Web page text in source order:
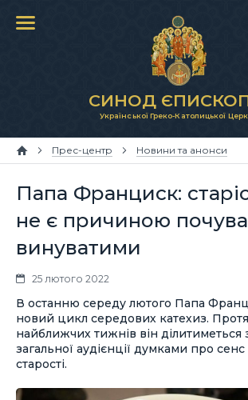
СИНОД
Української Греко-Католицької
Прес-центр Новини та анонси
Папа Франциск:
не є причиною
винуватими
25 лютого 2022
В останню середу лютого Папа
новий цикл середових катехиз.
найближчих тижнів він ділитиметься
загальної аудієнції думками про сенс
старості.